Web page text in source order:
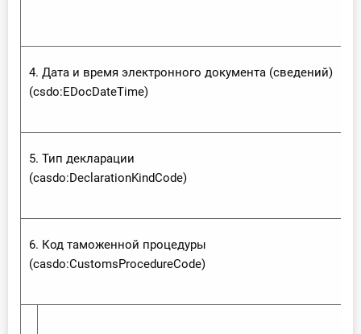
4. Дата и время электронного документа (сведений)
(csdo:‌EDocDate‌Time)
5. Тип декларации
(casdo:‌Declaration‌Kind‌Code)
6. Код таможенной процедуры
(casdo:‌Customs‌Procedure‌Code)